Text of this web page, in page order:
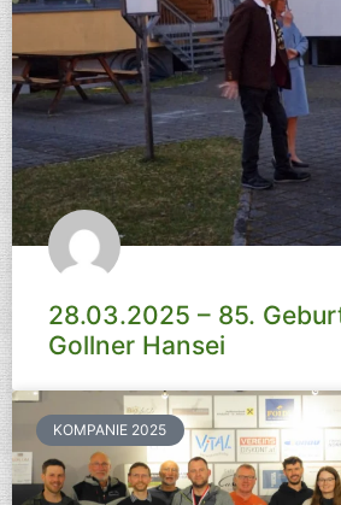
28.03.2025 – 85.
Gollner Hansei
KOMPANIE 2025